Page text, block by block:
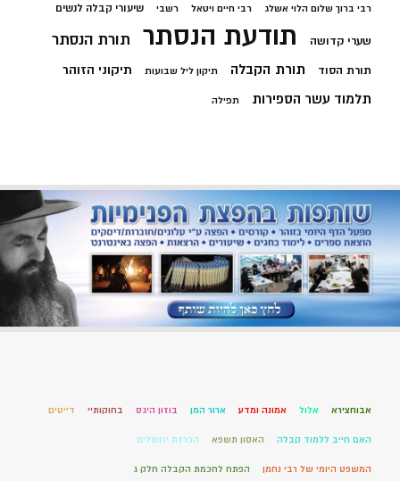
רבי ברוך שלום הלוי אשלג רבי חיים ויטאל רשבי שיעורי קבלה לנשים
שערי קדושה תודעת הנסתר תורת הנסתר
תורת הסוד תורת הקבלה תיקון ליל שבועות תיקוני הזוהר
תלמוד עשר הספירות תפילה
אבוחצירא אלול אמונה ומדע ארור המן בוזון היגס בחוקותיי דייטים
האם חייב ללמוד קבלה האסון תשפא הכרזת ירושלים
המשפט היומי של רבי נחמן הפתח לחכמת הקבלה חלק ג